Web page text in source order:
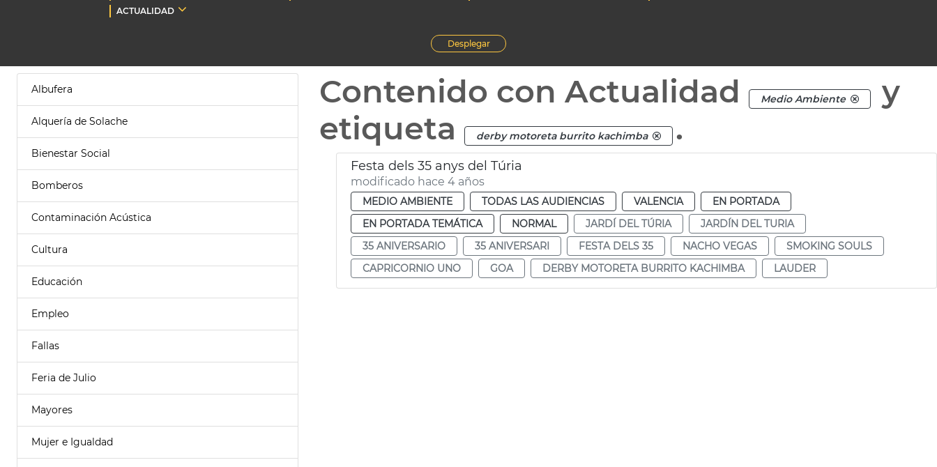
ACTUALIDAD
Desplegar
Albufera
Alquería de Solache
Bienestar Social
Bomberos
Contaminación Acústica
Cultura
Educación
Empleo
Fallas
Feria de Julio
Mayores
Mujer e Igualdad
Contenido con Actualidad Medio Ambiente
y
etiqueta
derby motoreta burrito kachimba .
Festa dels 35 anys del Túria
modificado hace 4 años
MEDIO AMBIENTE TODAS LAS AUDIENCIAS VALENCIA
EN PORTADA
EN PORTADA TEMÁTICA
NORMAL JARDÍ DEL TÚRIA
JARDÍN DEL TURIA
35 ANIVERSARIO
35 ANIVERSARI FESTA DELS 35 NACHO VEGAS
SMOKING SOULS
CAPRICORNIO UNO
GOA DERBY MOTORETA BURRITO KACHIMBA LAUDER